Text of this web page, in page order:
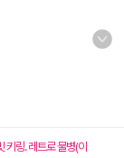
키링. 레트로 물병(이